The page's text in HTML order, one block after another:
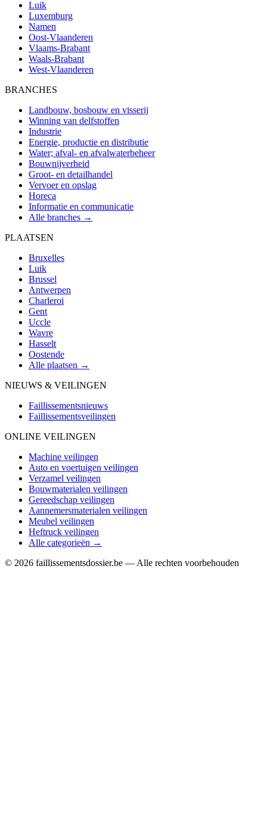
Luik
Luxemburg
Namen
Oost-Vlaanderen
Vlaams-Brabant
Waals-Brabant
West-Vlaanderen
BRANCHES
Landbouw, bosbouw en visserij
Winning van delfstoffen
Industrie
Energie, productie en distributie
Water; afval- en afvalwaterbeheer
Bouwnijverheid
Groot- en detailhandel
Vervoer en opslag
Horeca
Informatie en communicatie
Alle branches →
PLAATSEN
Bruxelles
Luik
Brussel
Antwerpen
Charleroi
Gent
Uccle
Wavre
Hasselt
Oostende
Alle plaatsen →
NIEUWS & VEILINGEN
Faillissementsnieuws
Faillissementsveilingen
ONLINE VEILINGEN
Machine veilingen
Auto en voertuigen veilingen
Verzamel veilingen
Bouwmaterialen veilingen
Gereedschap veilingen
Aannemersmaterialen veilingen
Meubel veilingen
Heftruck veilingen
Alle categorieën →
© 2026 faillissementsdossier.be — Alle rechten voorbehouden